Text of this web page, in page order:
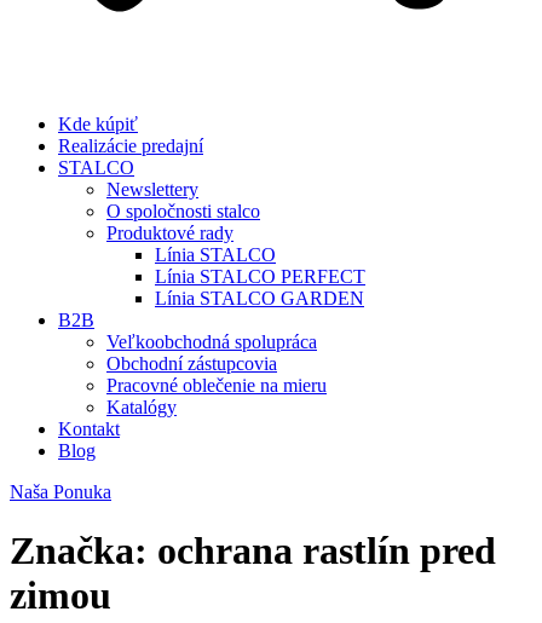
Kde kúpiť
Realizácie predajní
STALCO
Newslettery
O spoločnosti stalco
Produktové rady
Línia STALCO
Línia STALCO PERFECT
Línia STALCO GARDEN
B2B
Veľkoobchodná spolupráca
Obchodní zástupcovia
Pracovné oblečenie na mieru
Katalógy
Kontakt
Blog
Naša Ponuka
Značka: ochrana rastlín pred
zimou